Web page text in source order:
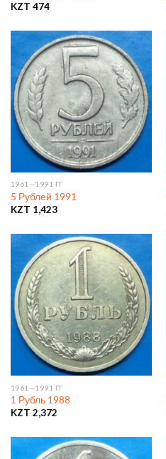
KZT 474
1961—1991 ГГ
5 Рублей 1991
KZT 1,423
1961—1991 ГГ
1 Рубль 1988
KZT 2,372